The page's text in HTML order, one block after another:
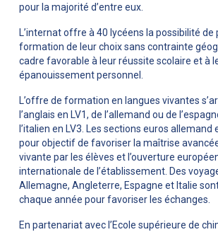
pour la majorité d’entre eux.
L’internat offre à 40 lycéens la possibilité de
formation de leur choix sans contrainte
cadre favorable à leur réussite scolaire et à
épanouissement personnel.
L’offre de formation en langues vivantes
l’anglais en LV1, de l’allemand ou de
l’italien en LV3. Les sections euros
pour objectif de favoriser la maîtrise
vivante par les élèves et l’ouverture
internationale de l’établissement. Des
Allemagne, Angleterre, Espagne et Italie
chaque année pour favoriser les échanges.
En partenariat avec l’Ecole supérieure de